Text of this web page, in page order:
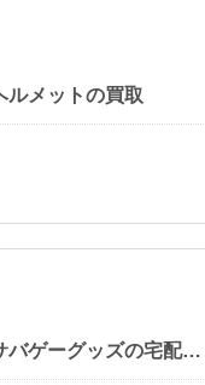
ルメットの買取
【ガンコレクト】エアガン・サバゲーグッズの宅配買取専門店